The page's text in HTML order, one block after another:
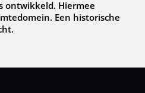
ontwikkeld. Hiermee
Een historische